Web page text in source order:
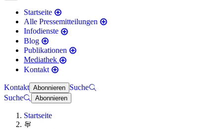
Startseite
Alle Pressemitteilungen
Infodienste
Blog
Publikationen
Mediathek
Kontakt
Kontakt Abonnieren Suche
Suche
Abonnieren
Startseite